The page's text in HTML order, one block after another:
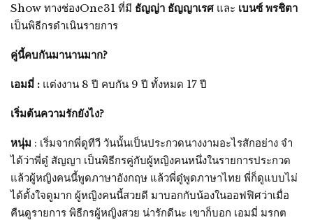
Show ทางช่องOne31 ที่มี ธัญญ่า ธัญญาเรศ และ เบนซ์ พรชิตา
เป็นพิธีกรดำเนินรายการ
คู่นี้คบกันมานานมาก?
เอมมี่ : แต่งงาน 8 ปี คบกัน 9 ปี ทั้งหมด 17 ปี
เริ่มต้นความรักยังไง?
หนุ่ม : เริ่มจากพี่ดูทีวี วันนั้นเป็นประกวดนางงามอะไรสักอย่าง จำ
ได้ว่าพี่ดู๋ สัญญา เป็นพิธีกรคู่กับผู้หญิงคนหนึ่งในรายการประกวด
แล้วผู้หญิงคนนี้พูดภาษาอังกฤษ แล้วพี่ดู๋พูดภาษาไทย พี่ก็ดูแบบไม่
ได้ตั้งใจดูมาก ผู้หญิงคนนี้สวยดี มาบอกกับน้องในออฟฟิศว่าเมื่อ
คืนดูรายการ พิธีกรผู้หญิงสวย น่ารักดีนะ เขาก็บอก เอมมี่ มรกต